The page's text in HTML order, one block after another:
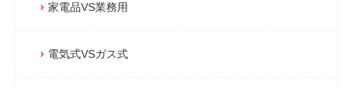
家電品VS業務用
電気式VSガス式